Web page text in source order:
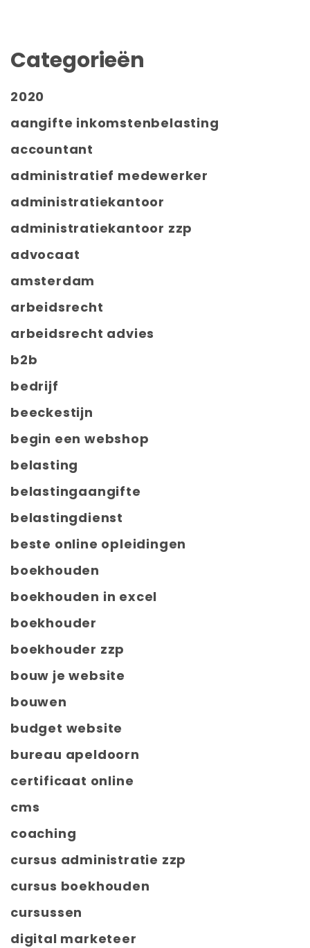
Categorieën
2020
aangifte inkomstenbelasting
accountant
administratief medewerker
administratiekantoor
administratiekantoor zzp
advocaat
amsterdam
arbeidsrecht
arbeidsrecht advies
b2b
bedrijf
beeckestijn
begin een webshop
belasting
belastingaangifte
belastingdienst
beste online opleidingen
boekhouden
boekhouden in excel
boekhouder
boekhouder zzp
bouw je website
bouwen
budget website
bureau apeldoorn
certificaat online
cms
coaching
cursus administratie zzp
cursus boekhouden
cursussen
digital marketeer